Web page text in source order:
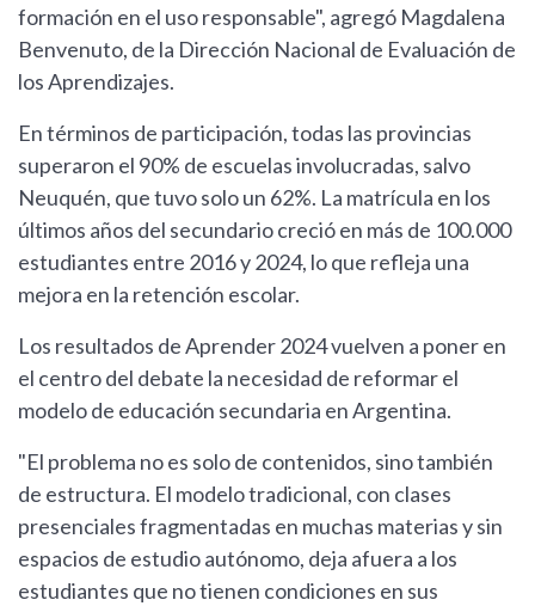
formación en el uso responsable", agregó Magdalena
Benvenuto, de la Dirección Nacional de Evaluación de
los Aprendizajes.
En términos de participación, todas las provincias
superaron el 90% de escuelas involucradas, salvo
Neuquén, que tuvo solo un 62%. La matrícula en los
últimos años del secundario creció en más de 100.000
estudiantes entre 2016 y 2024, lo que refleja una
mejora en la retención escolar.
Los resultados de Aprender 2024 vuelven a poner en
el centro del debate la necesidad de reformar el
modelo de educación secundaria en Argentina.
"El problema no es solo de contenidos, sino también
de estructura. El modelo tradicional, con clases
presenciales fragmentadas en muchas materias y sin
espacios de estudio autónomo, deja afuera a los
estudiantes que no tienen condiciones en sus